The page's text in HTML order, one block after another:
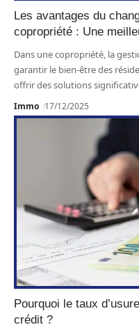
Les avantages du
copropriété : Une
Dans une copropriété, la
garantir le bien-être des
offrir des solutions
Immo 17/12/2025
Pourquoi le taux
crédit ?